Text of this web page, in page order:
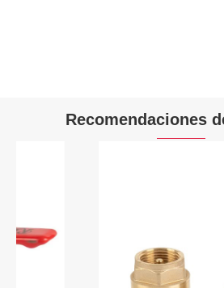
Recomendaciones